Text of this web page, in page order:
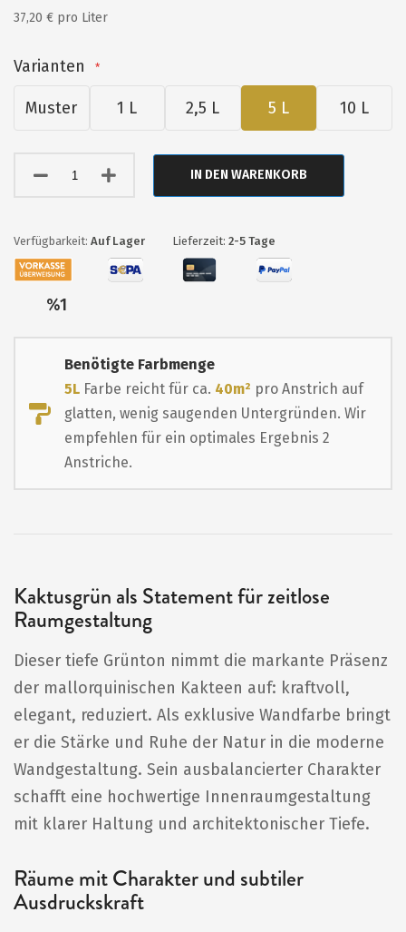
37,20 € pro Liter
Varianten
Muster 1 L 2,5 L 5 L 10 L
IN DEN WARENKORB
Auf Lager Lieferzeit: 2-5 Tage
%1
Benötigte Farbmenge
5L Farbe reicht für ca. 40m² pro Anstrich auf
glatten, wenig saugenden Untergründen. Wir
empfehlen für ein optimales Ergebnis 2
Anstriche.
Kaktusgrün als Statement für zeitlose
Raumgestaltung
Dieser tiefe Grünton nimmt die markante Präsenz
der mallorquinischen Kakteen auf: kraftvoll,
elegant, reduziert. Als exklusive Wandfarbe bringt
er die Stärke und Ruhe der Natur in die moderne
Wandgestaltung. Sein ausbalancierter Charakter
schafft eine hochwertige Innenraumgestaltung
mit klarer Haltung und architektonischer Tiefe.
Räume mit Charakter und subtiler
Ausdruckskraft